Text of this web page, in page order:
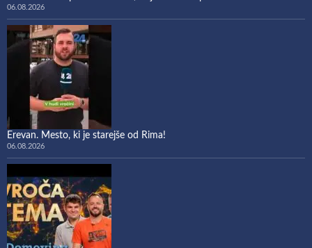
06.08.2026
Erevan. Mesto, ki je starejše od Rima!
06.08.2026